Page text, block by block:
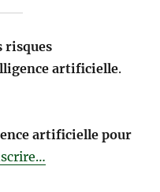
risques
artificielle.
artificielle pour